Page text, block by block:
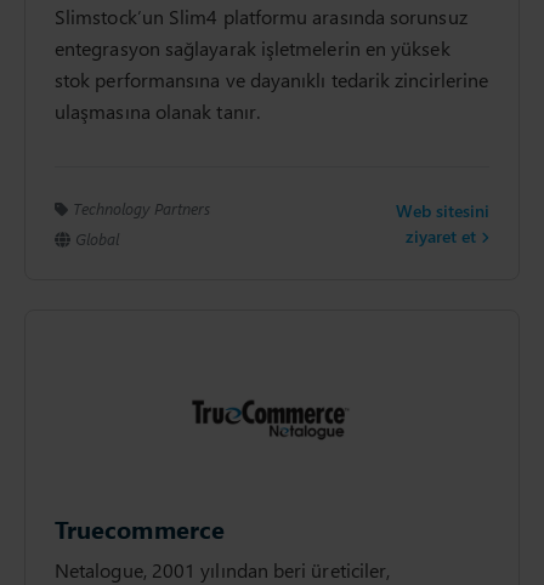
Slimstock’un Slim4 platformu arasında sorunsuz
entegrasyon sağlayarak işletmelerin en yüksek
stok performansına ve dayanıklı tedarik zincirlerine
ulaşmasına olanak tanır.
Technology Partners
Global
Web sitesini
ziyaret et
Truecommerce
Netalogue, 2001 yılından beri üreticiler,